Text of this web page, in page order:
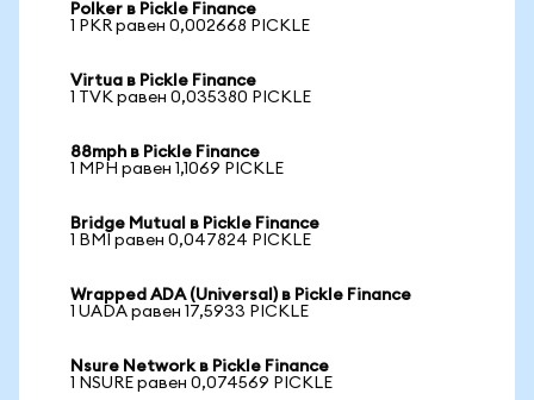
Polker в Pickle Finance
1 PKR равен 0,002668 PICKLE
Virtua в Pickle Finance
1 TVK равен 0,035380 PICKLE
88mph в Pickle Finance
1 MPH равен 1,1069 PICKLE
Bridge Mutual в Pickle Finance
1 BMI равен 0,047824 PICKLE
Wrapped ADA (Universal) в Pickle Finance
1 UADA равен 17,5933 PICKLE
Nsure Network в Pickle Finance
1 NSURE равен 0,074569 PICKLE